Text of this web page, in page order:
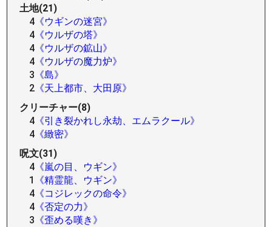
土地(21)
4 《ウギンの迷宮》
4 《ウルザの塔》
4 《ウルザの鉱山》
4 《ウルザの魔力炉》
3 《島》
2 《天上都市、大田原》
クリーチャー(8)
4 《引き裂かれし永劫、エムラクール》
4 《緻密》
呪文(31)
4 《嵐の目、ウギン》
1
《精霊龍、ウギン》
4 《コジレックの命令》
4 《否定の力》
3 《歪める嘆き》